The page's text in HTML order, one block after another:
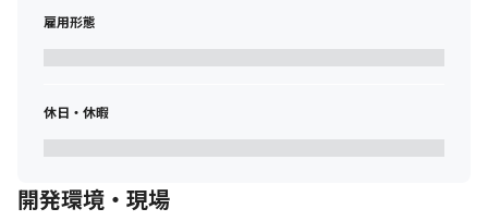
・その上で、キャリア支援を通して学習機会の必要性を促しなが
ら、社員自らが必要性を感じた領域を伸ばしていける個別最適化
されたスキルアップ研修を準備しています。
ァルケ独自の「マネジメント研修」を実施しています。
■ 案件例
ルリモート）
雇用形態
休日・休暇
開発環境・現場